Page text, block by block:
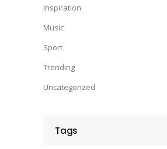
Inspiration
Music
Sport
Trending
Uncategorized
Tags